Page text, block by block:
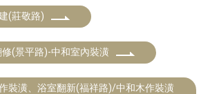
(莊敬路)
(景平路)-中和室內裝潢
裝潢、浴室翻新(福祥路)/中和木作裝潢